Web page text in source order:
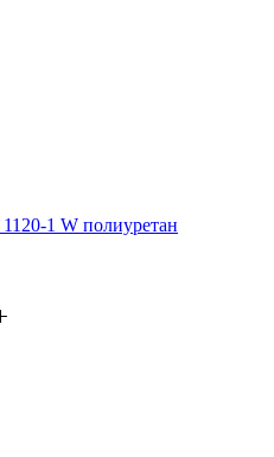
1 W полиуретан